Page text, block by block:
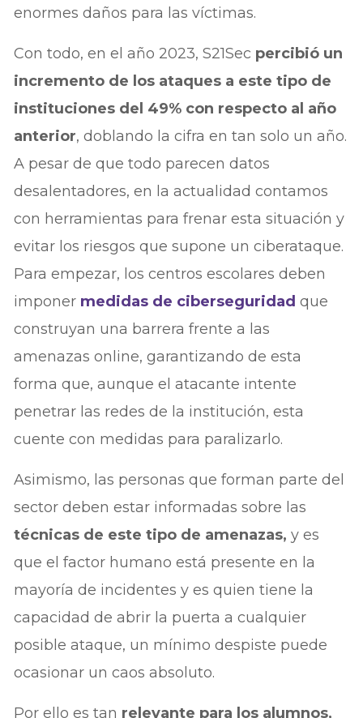
enormes daños para las víctimas.
Con todo, en el año 2023, S21Sec percibió un
incremento de los ataques a este tipo de
instituciones del 49% con respecto al año
anterior, doblando la cifra en tan solo un año.
A pesar de que todo parecen datos
desalentadores, en la actualidad contamos
con herramientas para frenar esta situación y
evitar los riesgos que supone un ciberataque.
Para empezar, los centros escolares deben
imponer medidas de ciberseguridadque
construyan una barrera frente a las
amenazas online, garantizando de esta
forma que, aunque el atacante intente
penetrar las redes de la institución, esta
cuente con medidas para paralizarlo.
Asimismo, las personas que forman parte del
sector deben estar informadas sobre las
técnicas de este tipo de amenazas, y es
que el factor humano está presente en la
mayoría de incidentes y es quien tiene la
capacidad de abrir la puerta a cualquier
posible ataque, un mínimo despiste puede
ocasionar un caos absoluto.
Por ello es tan relevante para los alumnos,